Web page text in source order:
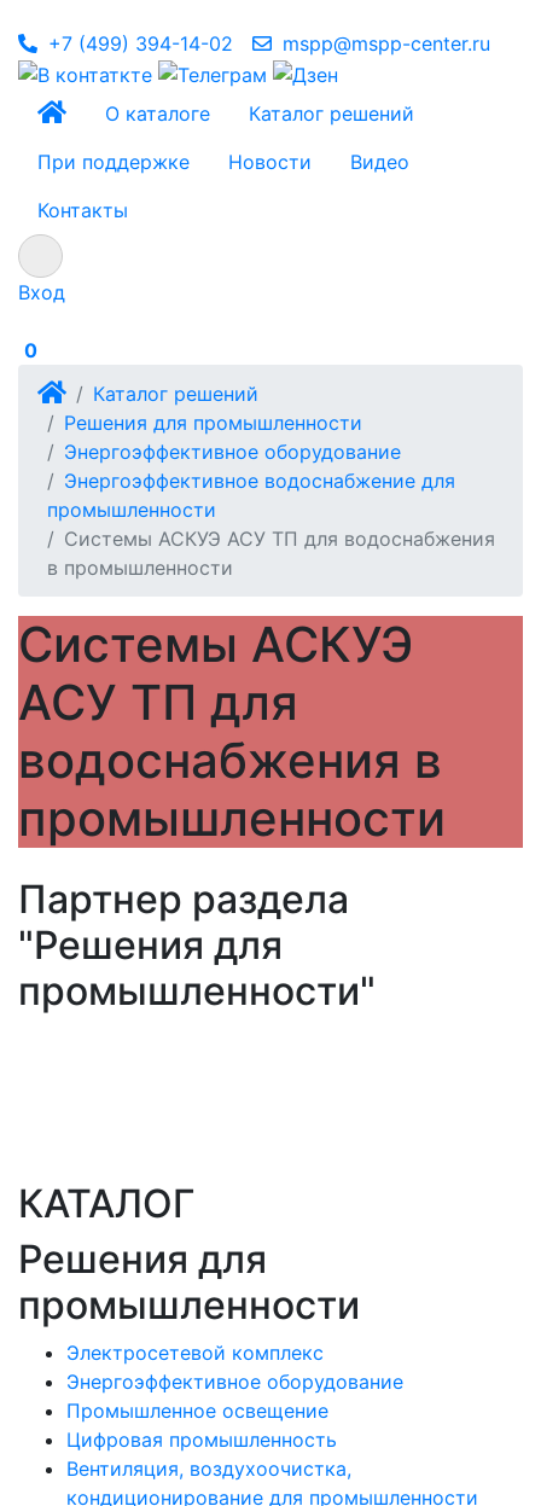
+7 (499) 394-14-02 mspp@mspp-center.ru
О каталоге
Каталог решений
При поддержке
Новости
Видео
Контакты
Вход
0
Каталог решений
Решения для промышленности
Энергоэффективное оборудование
Энергоэффективное водоснабжение для
промышленности
Системы АСКУЭ АСУ ТП для водоснабжения
в промышленности
Системы АСКУЭ
АСУ ТП для
водоснабжения в
промышленности
Партнер раздела
"Решения для
промышленности"
КАТАЛОГ
Решения для
промышленности
Электросетевой комплекс
Энергоэффективное оборудование
Промышленное освещение
Цифровая промышленность
Вентиляция, воздухоочистка,
кондиционирование для промышленности